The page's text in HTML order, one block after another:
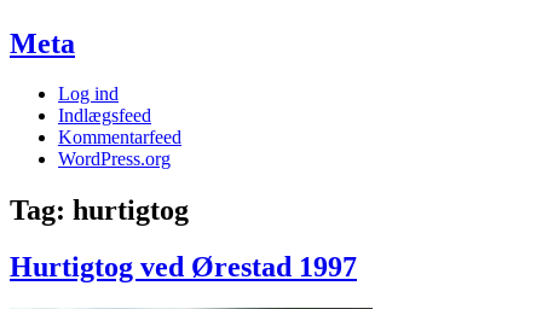
Meta
Log ind
Indlægsfeed
Kommentarfeed
WordPress.org
Tag: hurtigtog
Hurtigtog ved Ørestad 1997